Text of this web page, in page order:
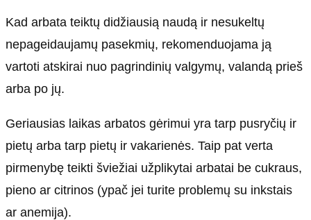
Kad arbata teiktų didžiausią naudą ir nesukeltų
nepageidaujamų pasekmių, rekomenduojama ją
vartoti atskirai nuo pagrindinių valgymų, valandą prieš
arba po jų.
Geriausias laikas arbatos gėrimui yra tarp pusryčių ir
pietų arba tarp pietų ir vakarienės. Taip pat verta
pirmenybę teikti šviežiai užplikytai arbatai be cukraus,
pieno ar citrinos (ypač jei turite problemų su inkstais
ar anemija).